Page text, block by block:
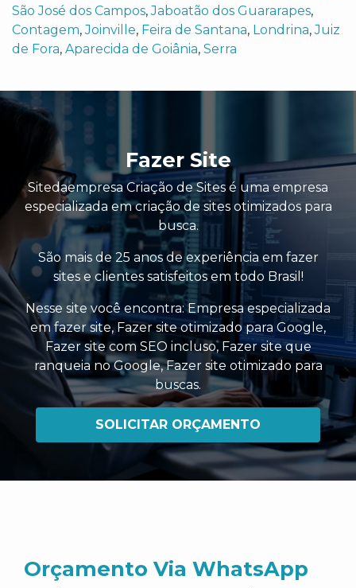
São José dos Campos,Jaboatão dos Guararapes,
Contagem,Joinville, Feira de Santana, Londrina,Juiz
de Fora, Aparecida de Goiânia, Serra
Fazer Site
Sitedaempresa Criação de Sites é uma empresa
especializada em criação de sites otimizados para
busca.
São mais de 25 anos de experiência em fazer
sites e clientes satisfeitos em todo Brasil!
Nesse site você encontra:Empresa especializada
em fazer site,Fazer site otimizado para Google,
Fazer site com SEO incluso, Fazer site que
ranqueia no Google,Fazer site otimizado para
buscas.
SOLICITAR ORÇAMENTO
Orçamento Via WhatsApp